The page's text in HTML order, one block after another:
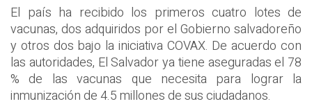
El país ha recibido los primeros cuatro lotes de
vacunas, dos adquiridos por el Gobierno salvadoreño
y otros dos bajo la iniciativa COVAX. De acuerdo con
las autoridades, El Salvador ya tiene aseguradas el 78
% de las vacunas que necesita para lograr la
inmunización de 4.5 millones de sus ciudadanos.